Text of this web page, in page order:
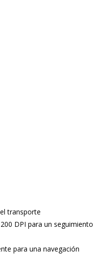
transporte
DPI para un seguimiento
para una navegación